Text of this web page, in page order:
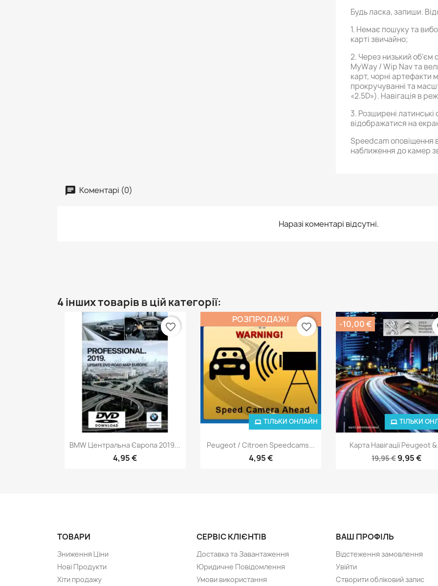
Будь ласка, запиши.
1. Немає пошуку та
карті звичайно;
2. Через низький об'єм
MyWay / Wip Nav та
карт, чорні артефакти
прокручуванні та
«2.5D»). Навігація в
3. Розширені латинські
відображатися на
Speedcam оповіщення
наближення до камер
Коментарі (0)
Наразі коментарі відсутні.
4 інших товарів в цій категорії:
Швидкий перегляд
BMW Центральна Європа 2019...
4,95 €
favorite_border
Швидкий перегляд
Peugeot / Citroen Speedcams...
4,95 €
ТІЛЬКИ ОНЛАЙН
РОЗПРОДАЖ!
favorite_border
Швидкий перегляд
Карта Навігації Peugeot
19,95 € 9,95 €
ТІЛЬКИ
-10,00 €
ТОВАРИ
Зниження Ціни
Нові Продукти
Хіти продажу
СЕРВIС КЛІЄНТІВ
Доставка та Завантаження
Юридичне Повідомлення
Умови використання
ВАШ ПРОФІЛЬ
Відстеження замовлення
Увійти
Створити обліковий запис